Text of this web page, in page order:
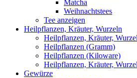
Matcha
Weihnachtstees
Tee anzeigen
Heilpflanzen, Kräuter, Wurzeln
Heilpflanzen, Kräuter,
Heilpflanzen (Gramm)
Heilpflanzen (Kiloware)
Heilpflanzen, Kräuter,
Gewürze